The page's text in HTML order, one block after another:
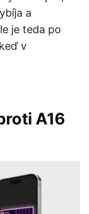
a
je teda po
v
A16